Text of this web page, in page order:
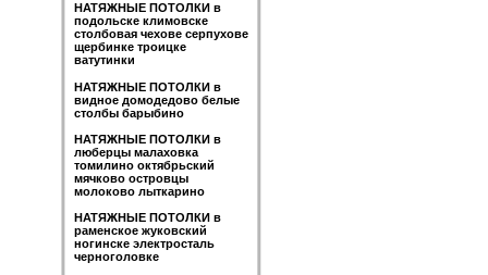
НАТЯЖНЫЕ ПОТОЛКИ в
подольске климовске
столбовая чехове серпухове
щербинке троицке
ватутинки
НАТЯЖНЫЕ ПОТОЛКИ в
видное домодедово белые
столбы барыбино
НАТЯЖНЫЕ ПОТОЛКИ в
люберцы малаховка
томилино октябрьский
мячково островцы
молоково лыткарино
НАТЯЖНЫЕ ПОТОЛКИ в
раменское жуковский
ногинске электросталь
черноголовке